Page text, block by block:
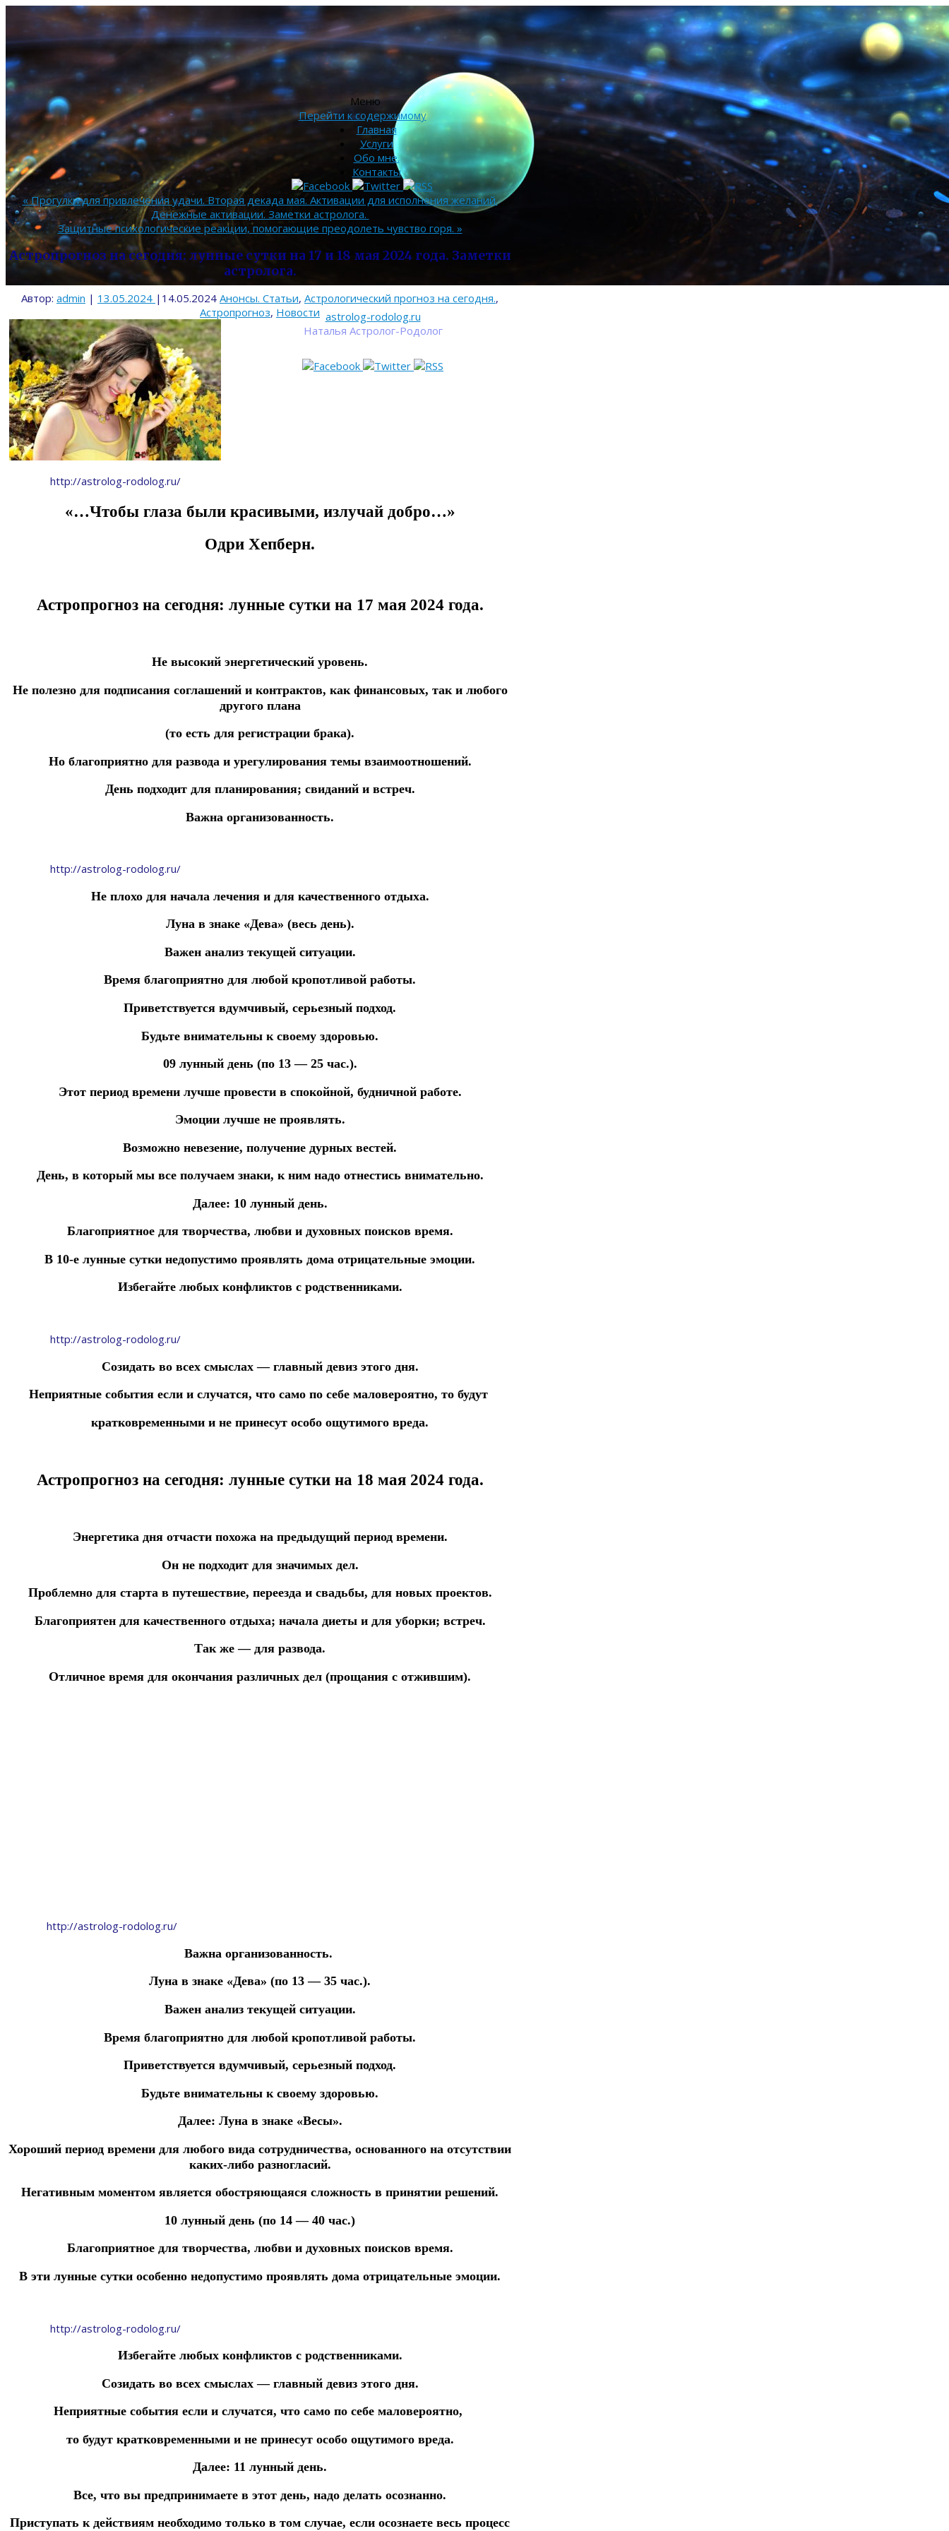
astrolog-rodolog.ru
Наталья Астролог-Родолог
Меню
Перейти к содержимому
Главная
Услуги
Обо мне.
Контакты
«Прогулки для привлечения удачи. Вторая декада мая. Активации для исполнения желаний.
Денежные активации. Заметки астролога.
Защитные психологические реакции, помогающие преодолеть чувство горя. »
Астропрогноз на сегодня: лунные сутки на 17 и 18 мая 2024 года. Заметки
астролога.
Автор: admin | 13.05.2024 | 14.05.2024 Анонсы. Статьи, Астрологический прогноз на сегодня.,
Астропрогноз, Новости
http://astrolog-rodolog.ru/
«…Чтобы глаза были красивыми, излучай добро…»
Одри Хепберн.
Астропрогноз на сегодня: лунные сутки на 17 мая 2024 года.
Не высокий энергетический уровень.
Не полезно для подписания соглашений и контрактов, как финансовых, так и любого
другого плана
(то есть для регистрации брака).
Но благоприятно для развода и урегулирования темы взаимоотношений.
День подходит для планирования; свиданий и встреч.
Важна организованность.
http://astrolog-rodolog.ru/
Не плохо для начала лечения и для качественного отдыха.
Луна в знаке «Дева» (весь день).
Важен анализ текущей ситуации.
Время благоприятно для любой кропотливой работы.
Приветствуется вдумчивый, серьезный подход.
Будьте внимательны к своему здоровью.
09 лунный день (по 13 — 25 час.).
Этот период времени лучше провести в спокойной, будничной работе.
Эмоции лучше не проявлять.
Возможно невезение, получение дурных вестей.
День, в который мы все получаем знаки, к ним надо отнестись внимательно.
Далее: 10 лунный день.
Благоприятное для творчества, любви и духовных поисков время.
В 10-е лунные сутки недопустимо проявлять дома отрицательные эмоции.
Избегайте любых конфликтов с родственниками.
http://astrolog-rodolog.ru/
Созидать во всех смыслах — главный девиз этого дня.
Неприятные события если и случатся, что само по себе маловероятно, то будут
кратковременными и не принесут особо ощутимого вреда.
Астропрогноз на сегодня: лунные сутки на 18 мая 2024 года.
Энергетика дня отчасти похожа на предыдущий период времени.
Он не подходит для значимых дел.
Проблемно для старта в путешествие, переезда и свадьбы, для новых проектов.
Благоприятен для качественного отдыха; начала диеты и для уборки; встреч.
Так же — для развода.
Отличное время для окончания различных дел (прощания с отжившим).
http://astrolog-rodolog.ru/
Важна организованность.
Луна в знаке «Дева» (по 13 — 35 час.).
Важен анализ текущей ситуации.
Время благоприятно для любой кропотливой работы.
Приветствуется вдумчивый, серьезный подход.
Будьте внимательны к своему здоровью.
Далее: Луна в знаке «Весы».
Хороший период времени для любого вида сотрудничества, основанного на отсутствии
каких-либо разногласий.
Негативным моментом является обостряющаяся сложность в принятии решений.
10 лунный день (по 14 — 40 час.)
Благоприятное для творчества, любви и духовных поисков время.
В эти лунные сутки особенно недопустимо проявлять дома отрицательные эмоции.
http://astrolog-rodolog.ru/
Избегайте любых конфликтов с родственниками.
Созидать во всех смыслах — главный девиз этого дня.
Неприятные события если и случатся, что само по себе маловероятно,
то будут кратковременными и не принесут особо ощутимого вреда.
Далее: 11 лунный день.
Все, что вы предпринимаете в этот день, надо делать осознанно.
Приступать к действиям необходимо только в том случае, если осознаете весь процесс